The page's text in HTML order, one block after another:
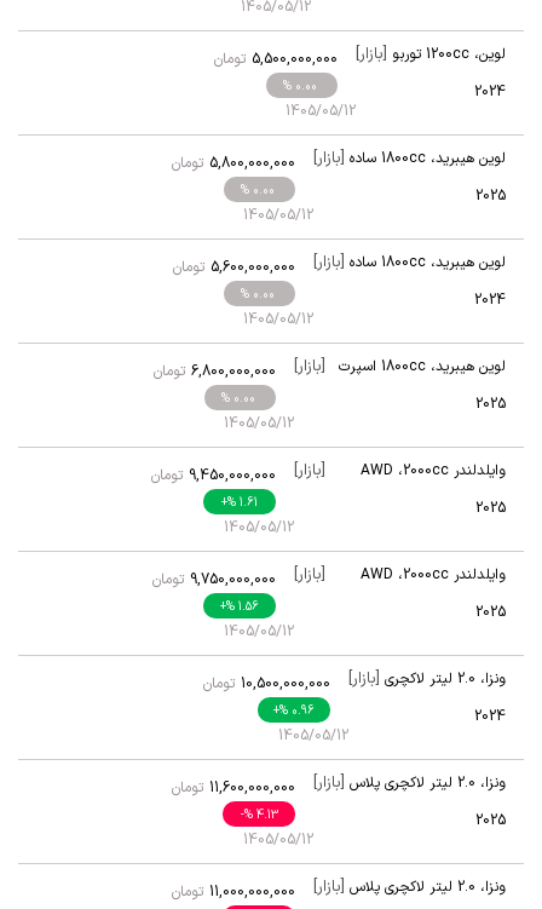
1405/05/12
لوین، 1200cc توربو [بازار]
2024
1405/05/12
% 0.00
تومان 5,500,000,000
لوین هیبرید، 1800cc ساده [بازار]
2025
1405/05/12
% 0.00
تومان 5,800,000,000
لوین هیبرید، 1800cc ساده [بازار]
2024
1405/05/12
% 0.00
تومان 5,600,000,000
لوین هیبرید،
1800cc اسپرت
ادیشن
[بازار]
2025
1405/05/12
% 0.00
تومان 6,800,000,000
وایلدلندر 2000cc ، AWD
پرمیوم
[بازار]
2025
1405/05/12
% 1.61
+
تومان 9,450,000,000
وایلدلندر 2000cc ، AWD
لاکچری پلاس
[بازار]
2025
1405/05/12
% 1.56
+
تومان 9,750,000,000
ونزا، 2.0 لیتر لاکچری [بازار]
2024
1405/05/12
% 0.96
+
تومان 10,500,000,000
ونزا، 2.0 لیتر لاکچری پلاس [بازار]
2025
1405/05/12
% 4.13
-
تومان 11,600,000,000
ونزا، 2.0 لیتر لاکچری پلاس [بازار] تومان 11,000,000,000